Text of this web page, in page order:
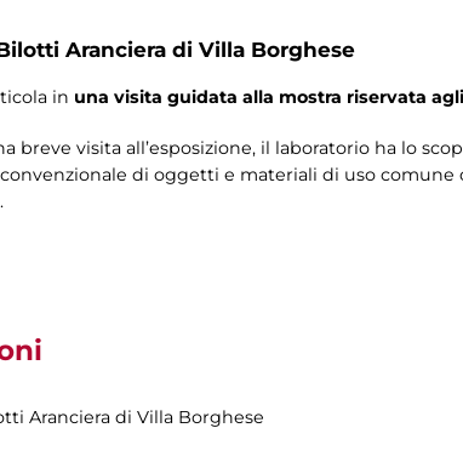
Aranciera di Villa Borghese
in una visita guidata alla mostra riservata
breve visita all’esposizione, il laboratorio ha lo
di oggetti e materiali di uso
Aranciera di Villa Borghese